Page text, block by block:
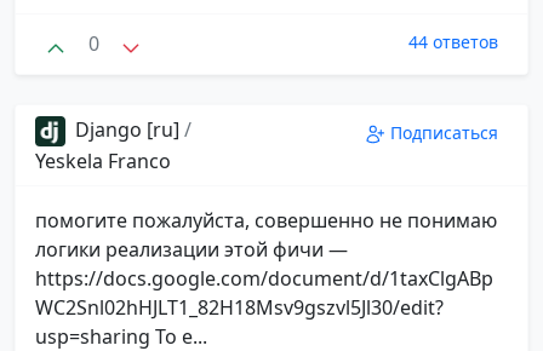
0 44 ответов
Django [ru] /
Yeskela Franco
Подписаться
помогите пожалуйста, совершенно не понимаю
логики реализации этой фичи —
https://docs.google.com/document/d/1taxClgABp
WC2Snl02hHJLT1_82H18Msv9gszvl5Jl30/edit?
usp=sharing То е...